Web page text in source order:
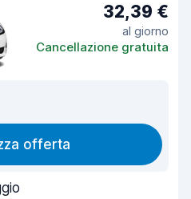
32,39 €
al giorno
Cancellazione gratuita
offerta